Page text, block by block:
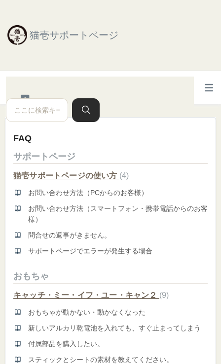
猫壱サポートページ
FAQ
サポートページ
猫壱サポートページの使い方 4
お問い合わせ方法（PCからのお客様）
お問い合わせ方法（スマートフォン・携帯電話からのお客
様）
問合せの返事がきません。
サポートページでエラーが発生する場合
おもちゃ
キャッチ・ミー・イフ・ユー・キャン２ 9
おもちゃが動かない・動かなくなった
新しいアルカリ乾電池を入れても、すぐ止まってしまう
付属部品を購入したい。
スティックとシートの素材を教えてください。